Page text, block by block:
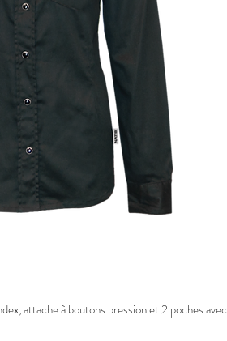
attache à boutons pression et 2 poches avec